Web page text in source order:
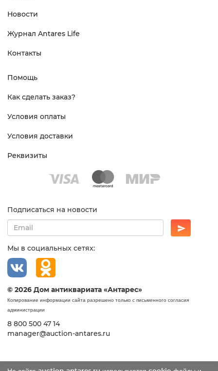
Новости
Журнал Antares Life
Контакты
Помощь
Как сделать заказ?
Условия оплаты
Условия доставки
Реквизиты
Подписаться на новости
Мы в социальных сетях:
© 2026 Дом антиквариата «Антарес»
Копирование информации сайта разрешено только с письменного согласия
администрации
8 800 500 47 14
manager@auction-antares.ru